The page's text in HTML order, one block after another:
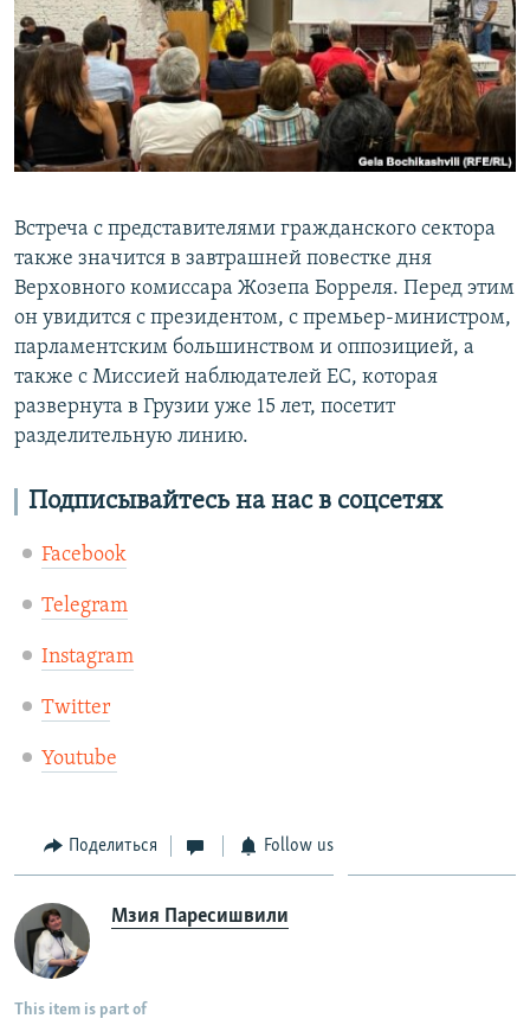
Встреча с представителями гражданского сектора
также значится в завтрашней повестке дня
Верховного комиссара Жозепа Борреля. Перед этим
он увидится с президентом, с премьер-министром,
парламентским большинством и оппозицией, а
также с Миссией наблюдателей ЕС, которая
развернута в Грузии уже 15 лет, посетит
разделительную линию.
Подписывайтесь на нас в соцсетях
Facebook
Telegram
Instagram
Twitter
Youtube
Поделиться Follow us
Мзия Паресишвили
This item is part of